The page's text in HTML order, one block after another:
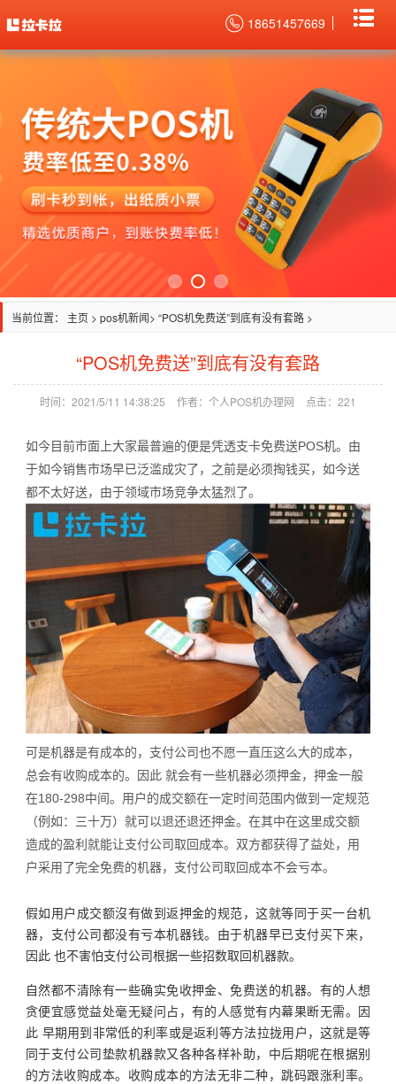
18651457669
当前位置： 主页 > pos机新闻> “POS机免费送”到底有没有套路 >
“POS机免费送”到底有没有套路
时间：2021/5/11 14:38:25 作者：个人POS机办理网 点击： 221
如今目前市面上大家最普遍的便是凭透支卡免费送POS机。由
于如今销售市场早已泛滥成灾了，之前是必须掏钱买，如今送
都不太好送，由于领域市场竞争太猛烈了。
可是机器是有成本的，支付公司也不愿一直压这么大的成本，
总会有收购成本的。因此 就会有一些机器必须押金，押金一般
在180-298中间。用户的成交额在一定时间范围内做到一定规范
（例如：三十万）就可以退还退还押金。在其中在这里成交额
造成的盈利就能让支付公司取回成本。双方都获得了益处，用
户采用了完全免费的机器，支付公司取回成本不会亏本。
假如用户成交额沒有做到返押金的规范，这就等同于买一台机
器，支付公司都没有亏本机器钱。由于机器早已支付买下来，
因此 也不害怕支付公司根据一些招数取回机器款。
自然都不清除有一些确实免收押金、免费送的机器。有的人想
贪便宜感觉益处毫无疑问占，有的人感觉有内幕果断无需。因
此 早期用到非常低的利率或是返利等方法拉拢用户，这就是等
同于支付公司垫款机器款又各种各样补助，中后期呢在根据别
的方法收购成本。收购成本的方法无非二种，跳码跟涨利率。